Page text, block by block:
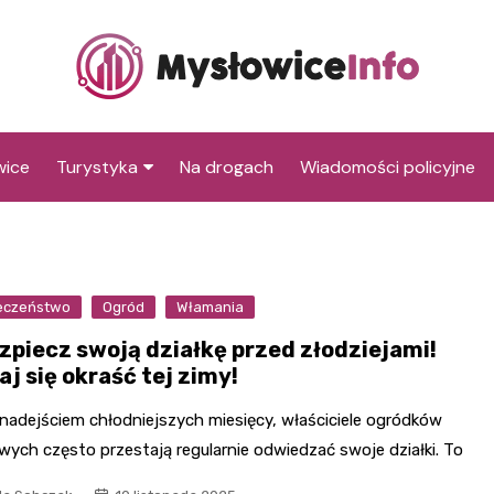
Turystyka
Rynek w Mysłowicach
Kościół Mariacki
Ratusz miejski
Atrakcje dla dzieci w
Mysłowicach
Trzebiński Park Rozrywki
Tychach
Zabytki Mysłowic
Kościół św. Krzyża
Kościół św. Jadwigi
Śląskiej
Na drogach Wiadomości policyjne
Ogród Włamania
swoją działkę przed złodziejami!
się okraść tej zimy!
chłodniejszych miesięcy, właściciele ogródków
często przestają regularnie odwiedzać swoje działki. To